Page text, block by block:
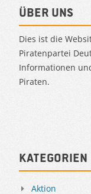
Über uns
Dies ist die
Piratenpartei
Informationen
Piraten.
Kategorien
Aktion